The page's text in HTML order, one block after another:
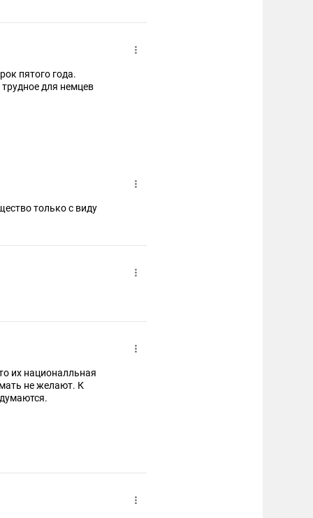
пятого года.
для немцев
только с виду
их националльная
не желают. К